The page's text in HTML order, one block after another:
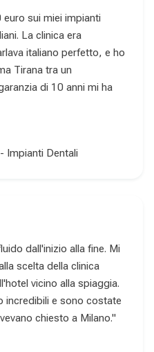
sui miei impianti
La clinica era
italiano perfetto, e ho
Tirana tra un
di 10 anni mi ha
Impianti Dentali
dall'inizio alla fine. Mi
scelta della clinica
vicino alla spiaggia.
incredibili e sono costate
chiesto a Milano."